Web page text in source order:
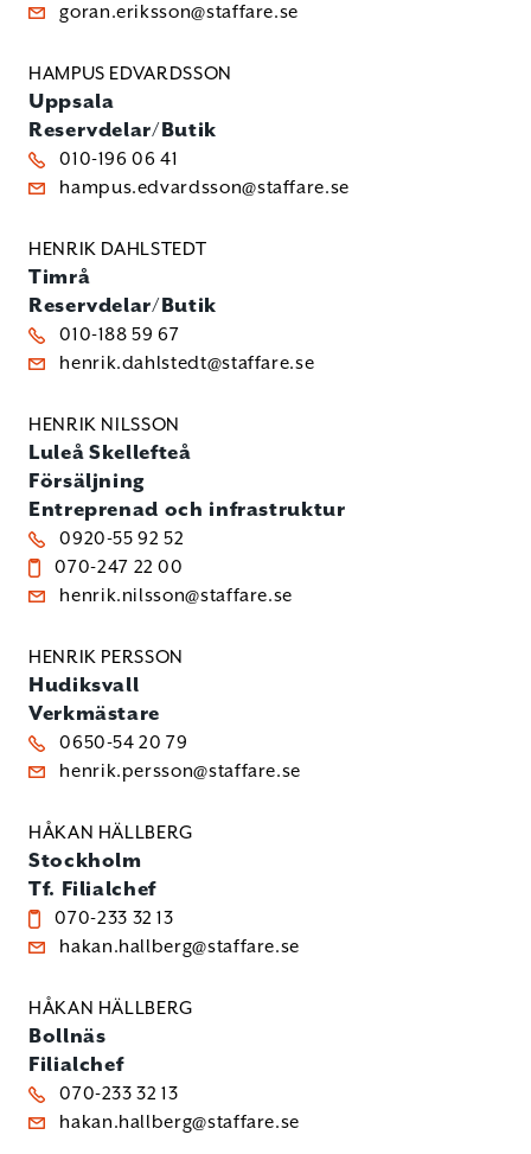
goran.eriksson@staffare.se
HAMPUS EDVARDSSON
Uppsala
Reservdelar/Butik
010-196 06 41
hampus.edvardsson@staffare.se
HENRIK DAHLSTEDT
Timrå
Reservdelar/Butik
010-188 59 67
henrik.dahlstedt@staffare.se
HENRIK NILSSON
Luleå Skellefteå
Försäljning
Entreprenad och infrastruktur
0920-55 92 52
070-247 22 00
henrik.nilsson@staffare.se
HENRIK PERSSON
Hudiksvall
Verkmästare
0650-54 20 79
henrik.persson@staffare.se
HÅKAN HÄLLBERG
Stockholm
Tf. Filialchef
070-233 32 13
hakan.hallberg@staffare.se
HÅKAN HÄLLBERG
Bollnäs
Filialchef
070-233 32 13
hakan.hallberg@staffare.se